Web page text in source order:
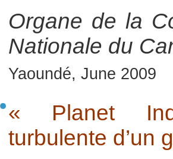
Organe de la
Nationale du
Yaoundé, June 2009
« Planet
turbulente d’un